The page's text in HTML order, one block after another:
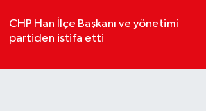
CHP Han İlçe Başkanı ve yönetimi
partiden istifa etti